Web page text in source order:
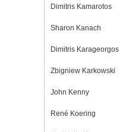
Dimitris Kamarotos
Sharon Kanach
Dimitris Karageorgos
Zbigniew Karkowski
John Kenny
René Koering